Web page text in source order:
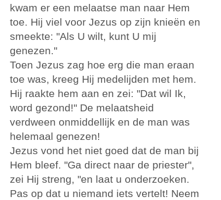
kwam er een melaatse man naar Hem
toe. Hij viel voor Jezus op zijn knieën en
smeekte: "Als U wilt, kunt U mij
genezen."
Toen Jezus zag hoe erg die man eraan
toe was, kreeg Hij medelijden met hem.
Hij raakte hem aan en zei: "Dat wil Ik,
word gezond!" De melaatsheid
verdween onmiddellijk en de man was
helemaal genezen!
Jezus vond het niet goed dat de man bij
Hem bleef. "Ga direct naar de priester",
zei Hij streng, "en laat u onderzoeken.
Pas op dat u niemand iets vertelt! Neem